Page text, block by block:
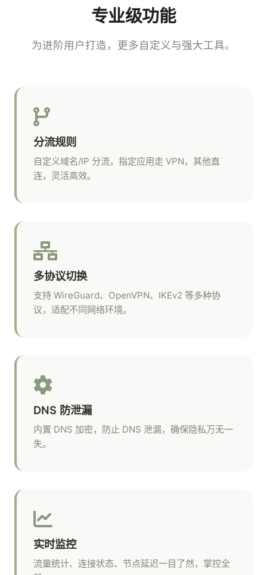
专业级功能
为进阶用户打造，更多自定义与强大工具。
分流规则
自定义域名/IP 分流，指定应用走 VPN，其他直
连，灵活高效。
多协议切换
支持 WireGuard、OpenVPN、IKEv2 等多种协
议，适配不同网络环境。
DNS 防泄漏
内置 DNS 加密，防止 DNS 泄漏，确保隐私万无一
失。
实时监控
流量统计、连接状态、节点延迟一目了然，掌控全